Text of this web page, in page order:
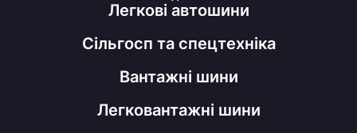
Легкові автошини
Сільгосп та спецтехніка
Вантажні шини
Легковантажні шини